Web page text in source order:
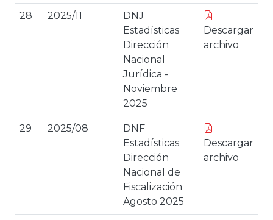
28 2025/11
DNJ
Estadísticas
Dirección
Nacional
Jurídica -
Noviembre
2025
Descargar
archivo
29 2025/08
DNF
Estadísticas
Dirección
Nacional de
Fiscalización
Agosto 2025
Descargar
archivo